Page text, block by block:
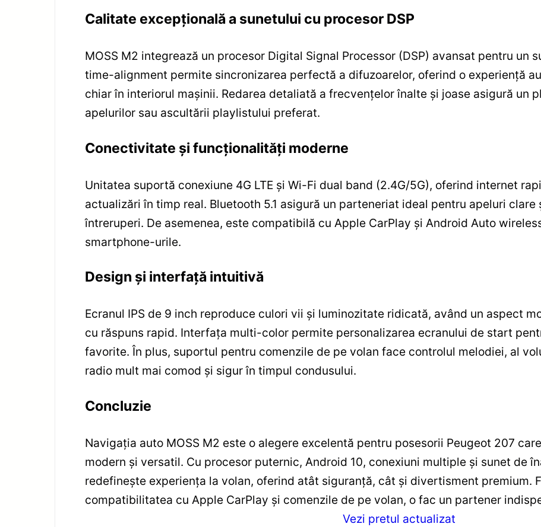
Calitate excepțională a sunetului cu procesor DSP
MOSS M2 integrează un procesor Digital Signal Processor (DSP) avansat pentru un
time-alignment permite sincronizarea perfectă a difuzoarelor, oferind o experiență
chiar în interiorul mașinii. Redarea detaliată a frecvențelor înalte și joase asigură un
apelurilor sau ascultării playlistului preferat.
Conectivitate și funcționalități moderne
Unitatea suportă conexiune 4G LTE și Wi-Fi dual band (2.4G/5G), oferind internet
actualizări în timp real. Bluetooth 5.1 asigură un parteneriat ideal pentru apeluri
întreruperi. De asemenea, este compatibilă cu Apple CarPlay și Android Auto
smartphone-urile.
Design și interfață intuitivă
Ecranul IPS de 9 inch reproduce culori vii și luminozitate ridicată, având un aspect
cu răspuns rapid. Interfața multi-color permite personalizarea ecranului de start
favorite. În plus, suportul pentru comenzile de pe volan face controlul melodiei, al
radio mult mai comod și sigur în timpul condusului.
Concluzie
Navigația auto MOSS M2 este o alegere excelentă pentru posesorii Peugeot 207
modern și versatil. Cu procesor puternic, Android 10, conexiuni multiple și sunet de
redefinește experiența la volan, oferind atât siguranță, cât și divertisment premium.
compatibilitatea cu Apple CarPlay și comenzile de pe volan, o fac un partener
Vezi pretul actualizat